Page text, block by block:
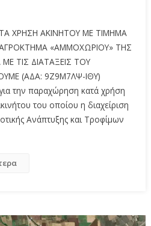
ΧΡΗΣΗ ΑΚΙΝΗΤΟΥ ΜΕ ΤΙΜΗΜΑ
«ΑΜΜΟΧΩΡΙΟΥ» ΤΗΣ
ΤΙΣ ΔΙΑΤΑΞΕΙΣ ΤΟΥ
(ΑΔΑ: 9Ζ9Μ7ΛΨ-ΙΘΥ)
την παραχώρηση κατά χρήση
του οποίου η διαχείριση
Ανάπτυξης και Τροφίμων